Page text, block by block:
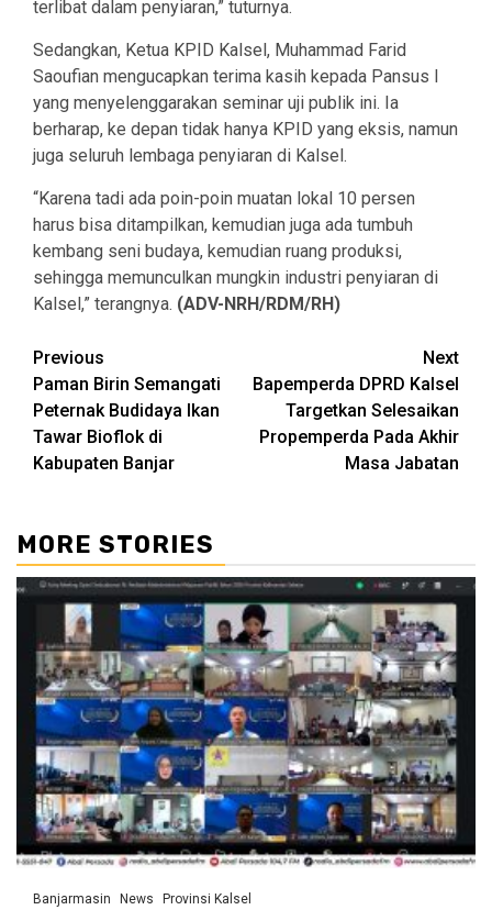
terlibat dalam penyiaran,” tuturnya.
Sedangkan, Ketua KPID Kalsel, Muhammad Farid
Saoufian mengucapkan terima kasih kepada Pansus I
yang menyelenggarakan seminar uji publik ini. Ia
berharap, ke depan tidak hanya KPID yang eksis, namun
juga seluruh lembaga penyiaran di Kalsel.
“Karena tadi ada poin-poin muatan lokal 10 persen
harus bisa ditampilkan, kemudian juga ada tumbuh
kembang seni budaya, kemudian ruang produksi,
sehingga memunculkan mungkin industri penyiaran di
Kalsel,” terangnya. (ADV-NRH/RDM/RH)
Continue
Reading
Previous
Paman Birin Semangati
Peternak Budidaya Ikan
Tawar Bioflok di
Kabupaten Banjar
Next
Bapemperda DPRD Kalsel
Targetkan Selesaikan
Propemperda Pada Akhir
Masa Jabatan
MORE STORIES
Banjarmasin News Provinsi Kalsel